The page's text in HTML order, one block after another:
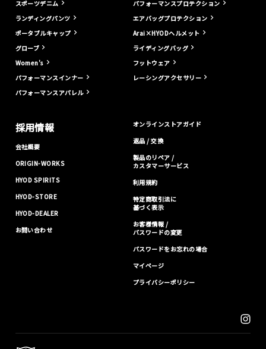
スポーツデニム
ランディングパンツ
ポータブルキャップ
グローブ
Women's
パフォーマンスインナー
パフォーマンスアパレル
パフォーマンスプロテクション
エアバッグプロテクション
Arai×HYODヘルメット
ライディングバッグ
フットウェア
レーシングアクセサリー
採用情報
会社概要
ORIGIN-WORKS
HYOD SPIRITS
HYOD-STORE
HYOD-DEALER
お問い合わせ
オンラインストアガイド
返品 / 交換
製品のリペア /
カスタマーサービス
利用規約
特定商取引法に
基づく表示
お客様情報 /
パスワードの変更
パスワードをお忘れの場合
マイページ
プライバシーポリシー